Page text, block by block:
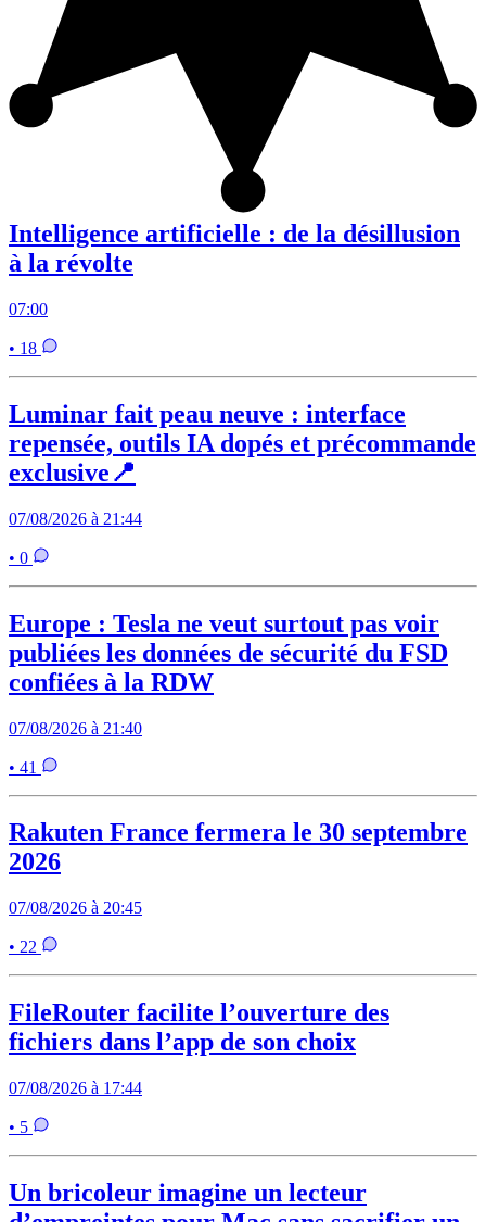
Intelligence artificielle : de la désillusion
à la révolte
07:00
• 18
Luminar fait peau neuve : interface
repensée, outils IA dopés et précommande
exclusive📍
07/08/2026 à 21:44
• 0
Europe : Tesla ne veut surtout pas voir
publiées les données de sécurité du FSD
confiées à la RDW
07/08/2026 à 21:40
• 41
Rakuten France fermera le 30 septembre
2026
07/08/2026 à 20:45
• 22
FileRouter facilite l’ouverture des
fichiers dans l’app de son choix
07/08/2026 à 17:44
• 5
Un bricoleur imagine un lecteur